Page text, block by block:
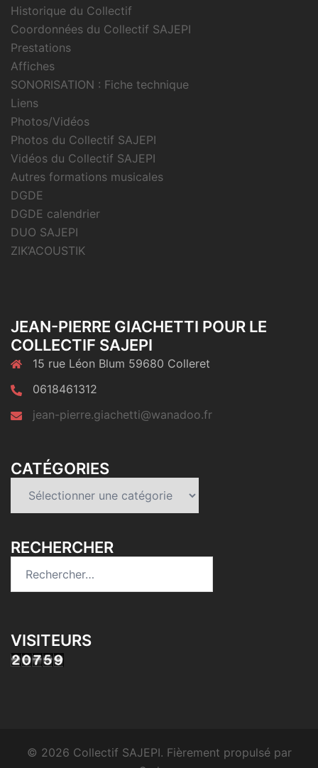
Historique du Collectif
Coordonnées du Collectif SAJEPI
Prestations
Affiches
SONORISATION : Fiche technique
Liens
Photos/Vidéos
Photos du Collectif SAJEPI
Vidéos du Collectif SAJEPI
Autres formations musicales
DGDE
DGDE calendrier
DUO SAJEPI
ZIK’ACOUSTIK
JEAN-PIERRE GIACHETTI POUR LE
COLLECTIF SAJEPI
15 rue Léon Blum 59680 Colleret
0618461312
jean-pierre.giachetti@wanadoo.fr
CATÉGORIES
RECHERCHER
VISITEURS
© 2026 Collectif SAJEPI. Fièrement propulsé par